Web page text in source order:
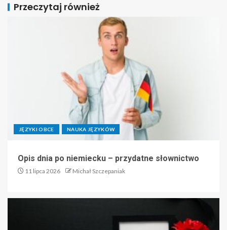
Przeczytaj również
JĘZYKI OBCE NAUKA JĘZYKÓW
Opis dnia po niemiecku – przydatne słownictwo
11 lipca 2026 Michał Szczepaniak